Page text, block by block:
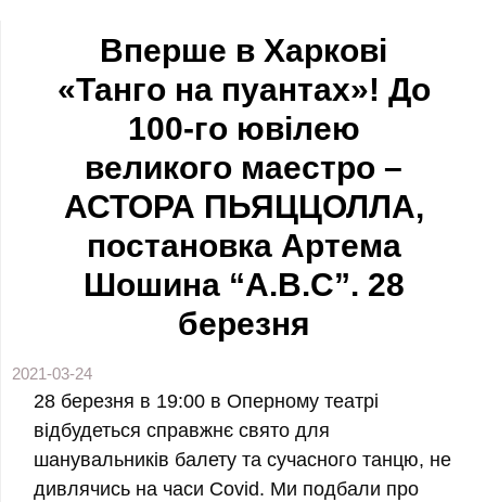
Вперше в Харкові
«Танго на пуантах»! До
100-го ювілею
великого маестро –
АСТОРА ПЬЯЦЦОЛЛА,
постановка Артема
Шошина “A.B.C”. 28
березня
2021-03-24
28 березня в 19:00 в Оперному театрі
відбудеться справжнє свято для
шанувальників балету та сучасного танцю, не
дивлячись на часи Covid. Ми подбали про